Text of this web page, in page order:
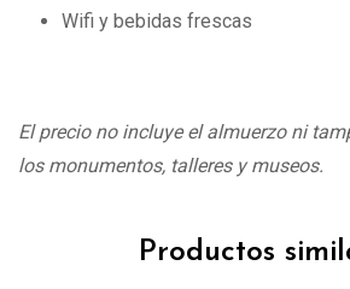
Wifi y bebidas frescas
El precio no incluye el almuerzo ni
los monumentos, talleres y museos.
Productos